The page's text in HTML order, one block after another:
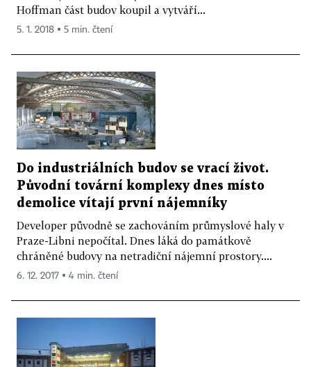
Hoffman část budov koupil a vytváří...
5. 1. 2018 ▪ 5 min. čtení
Do industriálních budov se vrací život.
Původní tovární komplexy dnes místo
demolice vítají první nájemníky
Developer původně se zachováním průmyslové haly v
Praze-Libni nepočítal. Dnes láká do památkově
chráněné budovy na netradiční nájemní prostory....
6. 12. 2017 ▪ 4 min. čtení